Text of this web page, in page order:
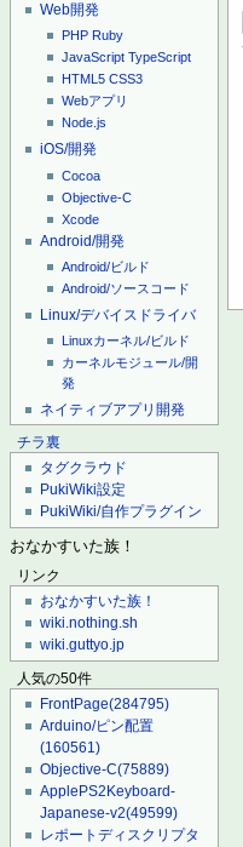
Web開発
PHP Ruby
JavaScript TypeScript
HTML5 CSS3
Webアプリ
Node.js
iOS/開発
Cocoa
Objective-C
Xcode
Android/開発
Android/ビルド
Android/ソースコード
Linux/デバイスドライバ
Linuxカーネル/ビルド
カーネルモジュール/開
発
ネイティブアプリ開発
チラ裏
タグクラウド
PukiWiki設定
PukiWiki/自作プラグイン
おなかすいた族！
リンク
おなかすいた族！
wiki.nothing.sh
wiki.guttyo.jp
人気の50件
FrontPage(284795)
Arduino/ピン配置
(160561)
Objective-C(75889)
ApplePS2Keyboard-
Japanese-v2(49599)
レポートディスクリプタ